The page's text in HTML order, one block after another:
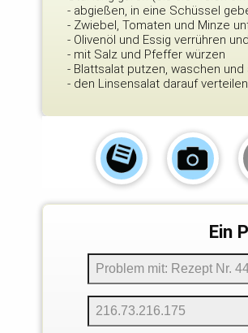
- abgießen, in eine Schüssel
- Zwiebel, Tomaten und Minze
- Olivenöl und Essig verrühren
- mit Salz und Pfeffer würzen
- Blattsalat putzen, waschen
- den Linsensalat darauf
Ein